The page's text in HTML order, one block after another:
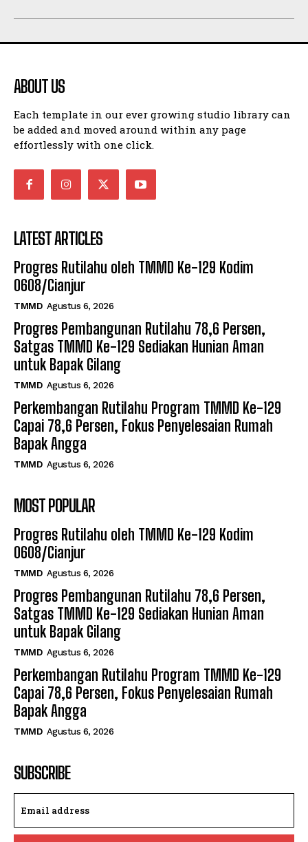
ABOUT US
Each template in our ever growing studio library can
be added and moved around within any page
effortlessly with one click.
LATEST ARTICLES
Progres Rutilahu oleh TMMD Ke-129 Kodim
0608/Cianjur
TMMD Agustus 6, 2026
Progres Pembangunan Rutilahu 78,6 Persen,
Satgas TMMD Ke-129 Sediakan Hunian Aman
untuk Bapak Gilang
TMMD Agustus 6, 2026
Perkembangan Rutilahu Program TMMD Ke-129
Capai 78,6 Persen, Fokus Penyelesaian Rumah
Bapak Angga
TMMD Agustus 6, 2026
MOST POPULAR
Progres Rutilahu oleh TMMD Ke-129 Kodim
0608/Cianjur
TMMD Agustus 6, 2026
Progres Pembangunan Rutilahu 78,6 Persen,
Satgas TMMD Ke-129 Sediakan Hunian Aman
untuk Bapak Gilang
TMMD Agustus 6, 2026
Perkembangan Rutilahu Program TMMD Ke-129
Capai 78,6 Persen, Fokus Penyelesaian Rumah
Bapak Angga
TMMD Agustus 6, 2026
SUBSCRIBE